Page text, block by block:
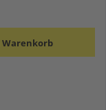
Warenkorb